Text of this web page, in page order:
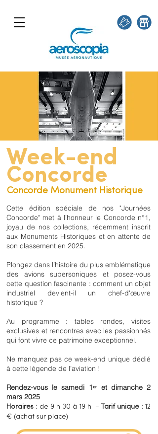
Week-end
Concorde
Concorde Monument Historique
Cette édition spéciale de nos "Journées
Concorde" met à l’honneur le Concorde n°1,
joyau de nos collections, récemment inscrit
aux Monuments Historiques et en attente de
son classement en 2025.
Plongez dans l’histoire du plus emblématique
des avions supersoniques et posez-vous
cette question fascinante : comment un objet
industriel devient-il un chef-d'œuvre
historique ?
Au programme : tables rondes, visites
exclusives et rencontres avec les passionnés
qui font vivre ce patrimoine exceptionnel.
Ne manquez pas ce week-end unique dédié
à cette légende de l’aviation !
Rendez-vous le samedi 1ᵉʳ et dimanche 2
mars 2025
Horaires : de 9 h 30 à 19 h - Tarif unique :12
€ (achat sur place)